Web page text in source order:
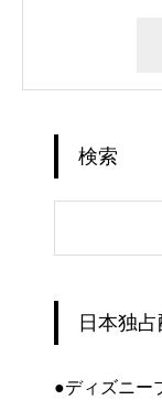
検索
日本独
●ディズニー